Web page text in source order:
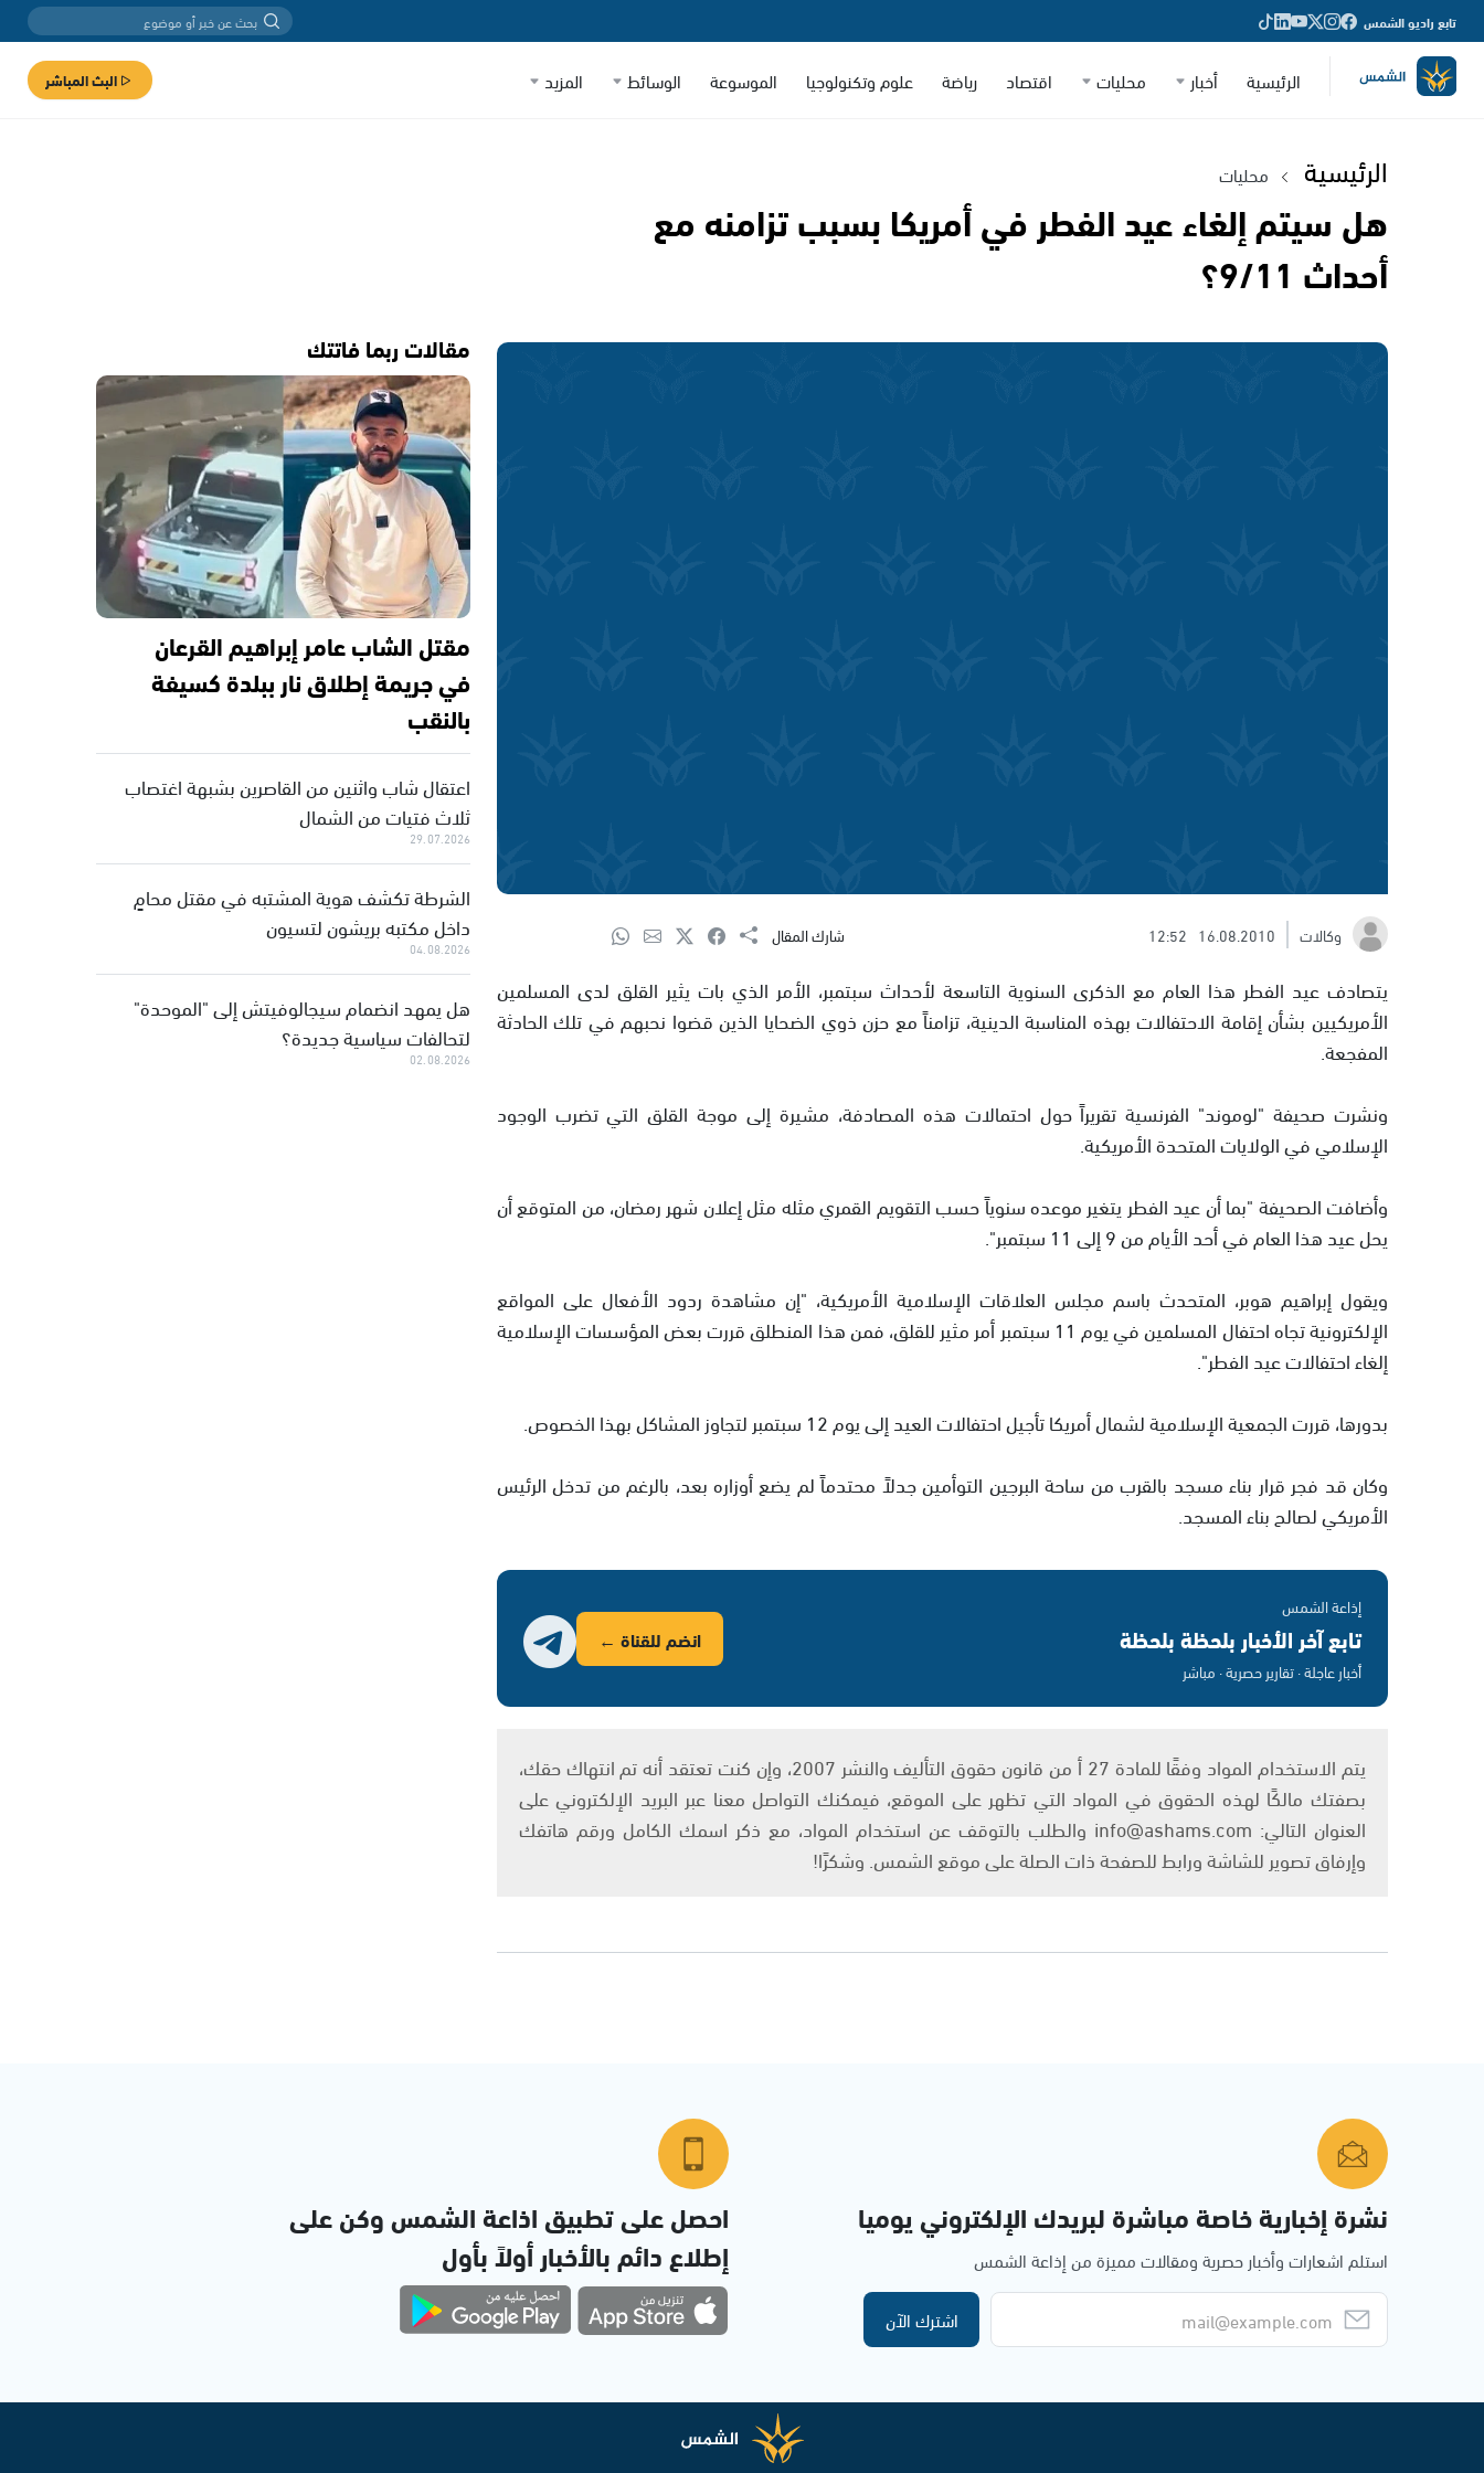
تابع راديو الشمس
الرئيسية أخبار محليات اقتصاد رياضة علوم وتكنولوجيا الموسوعة الوسائط المزيد البث المباشر
الرئيسية محليات
هل سيتم إلغاء عيد الفطر في أمريكا بسبب تزامنه مع
أحداث 9/11؟
وكالات 16.08.2010
12:52 شارك المقال
يتصادف عيد الفطر هذا العام مع الذكرى السنوية التاسعة لأحداث سبتمبر، الأمر الذي بات يثير القلق لدى المسلمين
الأمريكيين بشأن إقامة الاحتفالات بهذه المناسبة الدينية، تزامناً مع حزن ذوي الضحايا الذين قضوا نحبهم في تلك الحادثة
المفجعة.
ونشرت صحيفة "لوموند" الفرنسية تقريراً حول احتمالات هذه المصادفة، مشيرة إلى موجة القلق التي تضرب الوجود
الإسلامي في الولايات المتحدة الأمريكية.
وأضافت الصحيفة "بما أن عيد الفطر يتغير موعده سنوياً حسب التقويم القمري مثله مثل إعلان شهر رمضان، من المتوقع أن
يحل عيد هذا العام في أحد الأيام من 9 إلى 11 سبتمبر".
ويقول إبراهيم هوبر، المتحدث باسم مجلس العلاقات الإسلامية الأمريكية، "إن مشاهدة ردود الأفعال على المواقع
الإلكترونية تجاه احتفال المسلمين في يوم 11 سبتمبر أمر مثير للقلق، فمن هذا المنطلق قررت بعض المؤسسات الإسلامية
إلغاء احتفالات عيد الفطر".
بدورها، قررت الجمعية الإسلامية لشمال أمريكا تأجيل احتفالات العيد إلى يوم 12 سبتمبر لتجاوز المشاكل بهذا الخصوص.
وكان قد فجر قرار بناء مسجد بالقرب من ساحة البرجين التوأمين جدلاً محتدماً لم يضع أوزاره بعد، بالرغم من تدخل الرئيس
الأمريكي لصالح بناء المسجد.
إذاعة الشمس
تابع آخر الأخبار بلحظة بلحظة
أخبار عاجلة · تقارير حصرية · مباشر
انضم للقناة ←
يتم الاستخدام المواد وفقًا للمادة 27 أ من قانون حقوق التأليف والنشر 2007، وإن كنت تعتقد أنه تم انتهاك حقك،
بصفتك مالكًا لهذه الحقوق في المواد التي تظهر على الموقع، فيمكنك التواصل معنا عبر البريد الإلكتروني على
العنوان التالي: info@ashams.com والطلب بالتوقف عن استخدام المواد، مع ذكر اسمك الكامل ورقم هاتفك
وإرفاق تصوير للشاشة ورابط للصفحة ذات الصلة على موقع الشمس. وشكرًا!
مقالات ربما فاتتك
مقتل الشاب عامر إبراهيم القرعان
في جريمة إطلاق نار ببلدة كسيفة
بالنقب
اعتقال شاب واثنين من القاصرين بشبهة اغتصاب
ثلاث فتيات من الشمال
29.07.2026
الشرطة تكشف هوية المشتبه في مقتل محامٍ
داخل مكتبه بريشون لتسيون
04.08.2026
هل يمهد انضمام سيجالوفيتش إلى "الموحدة"
لتحالفات سياسية جديدة؟
02.08.2026
نشرة إخبارية خاصة مباشرة لبريدك الإلكتروني يوميا
استلم اشعارات وأخبار حصرية ومقالات مميزة من إذاعة الشمس
اشترك الآن
احصل على تطبيق اذاعة الشمس وكن على
إطلاع دائم بالأخبار أولاً بأول